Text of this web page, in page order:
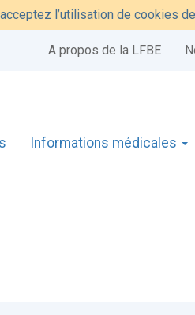
l’utilisation de cookies
A propos de la LFBE
Informations médicales